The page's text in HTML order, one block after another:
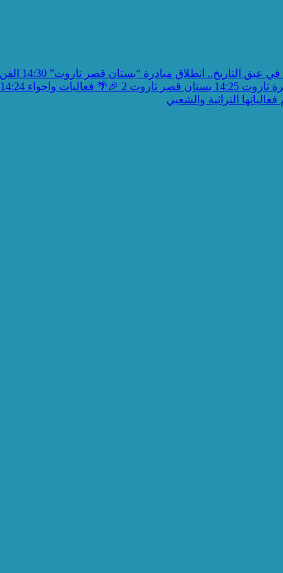
عبق التاريخ.. انطلاق مبادرة “بستان قصر تاروت” 14:30
تاروت 14:25 بستان قصر تاروت 2 🎉🌴 فعاليات واجواء 14:24
التراثية والشعبي